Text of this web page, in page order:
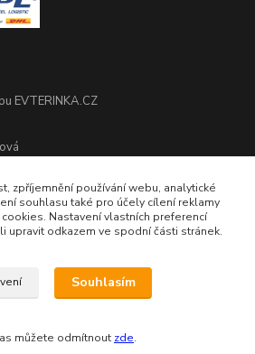
EVTERINKA.CZ
So 8:00-12:00hod)
zpříjemnění používání webu, analytické
souhlasu také pro účely cílení reklamy
Nastavení vlastních preferencí
upravit odkazem ve spodní části stránek.
Souhlasím
můžete odmítnout zde.